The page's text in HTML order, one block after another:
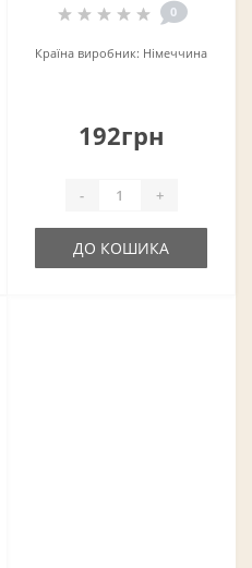
0
Країна виробник: Німеччина
192грн
- +
ДО КОШИКА